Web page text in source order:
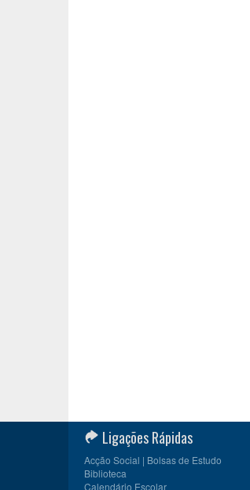
Ligações Rápidas
Acção Social | Bolsas de Estudo
Biblioteca
Calendário Escolar